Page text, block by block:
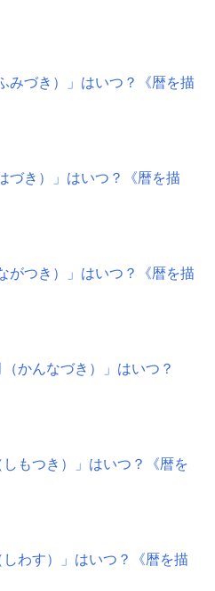
みづき）」はいつ？《暦を描
づき）」はいつ？《暦を描
がつき）」はいつ？《暦を描
かんなづき）」はいつ？
しもつき）」はいつ？《暦を
しわす）」はいつ？《暦を描